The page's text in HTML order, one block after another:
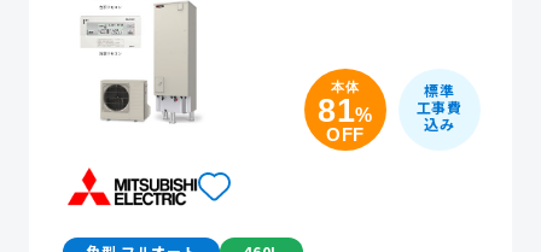
本体
81%
OFF
標準
工事費
込み